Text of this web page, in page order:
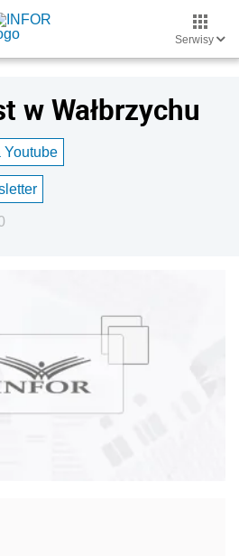
Serwisy
w Wałbrzychu
Youtube